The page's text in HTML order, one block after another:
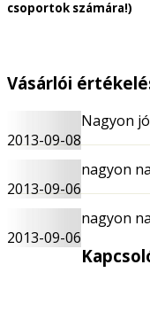
csoportok számára!)
Vásárlói
2013-09-08
Nagyon
2013-09-06
nagyon
2013-09-06
nagyon